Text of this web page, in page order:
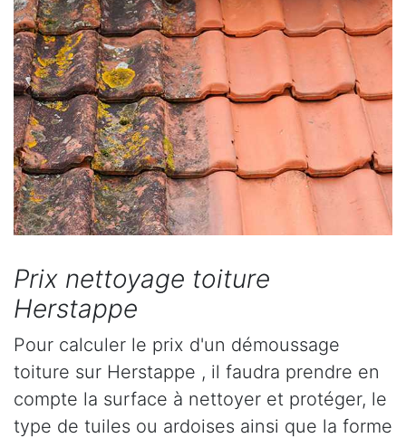
Prix nettoyage toiture
Herstappe
Pour calculer le prix d'un démoussage
toiture sur Herstappe , il faudra prendre en
compte la surface à nettoyer et protéger, le
type de tuiles ou ardoises ainsi que la forme